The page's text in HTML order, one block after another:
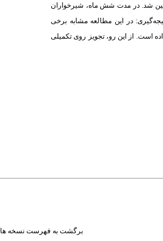
3 درصد و برای شیرخواران گروه دارونما 26/4 درصد از رواداشت روی تأمین شد. در مدت شش ماه، شیرخواران
نتیجه‌گیری: در این مطالعه مشابه برخی
است. از این رو، تجویز روی تکمیلی
برگشت به فهرست نسخه ها